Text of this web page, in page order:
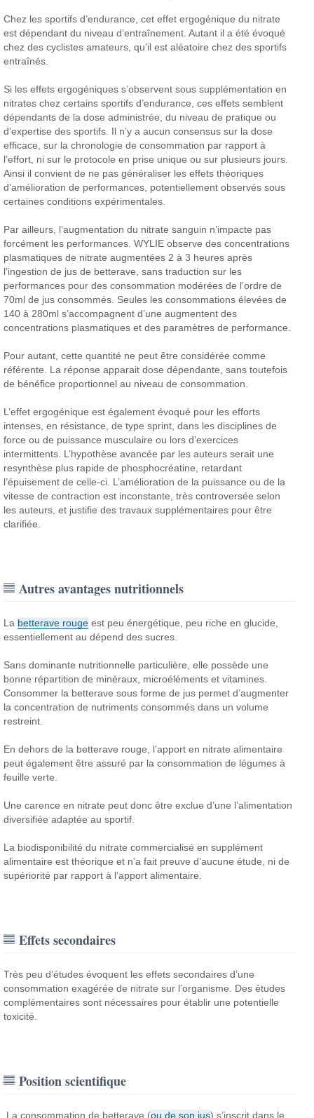
Chez les sportifs d’endurance, cet effet ergogénique du nitrate
est dépendant du niveau d’entraînement. Autant il a été évoqué
chez des cyclistes amateurs, qu’il est aléatoire chez des sportifs
entraînés.
Si les effets ergogéniques s’observent sous supplémentation en
nitrates chez certains sportifs d’endurance, ces effets semblent
dépendants de la dose administrée, du niveau de pratique ou
d’expertise des sportifs. Il n’y a aucun consensus sur la dose
efficace, sur la chronologie de consommation par rapport à
l’effort, ni sur le protocole en prise unique ou sur plusieurs jours.
Ainsi il convient de ne pas généraliser les effets théoriques
d’amélioration de performances, potentiellement observés sous
certaines conditions expérimentales.
Par ailleurs, l’augmentation du nitrate sanguin n’impacte pas
forcément les performances. WYLIE observe des concentrations
plasmatiques de nitrate augmentées 2 à 3 heures après
l’ingestion de jus de betterave, sans traduction sur les
performances pour des consommation modérées de l’ordre de
70ml de jus consommés. Seules les consommations élevées de
140 à 280ml s’accompagnent d’une augmentent des
concentrations plasmatiques et des paramètres de performance.
Pour autant, cette quantité ne peut être considérée comme
référente. La réponse apparait dose dépendante, sans toutefois
de bénéfice proportionnel au niveau de consommation.
L’effet ergogénique est également évoqué pour les efforts
intenses, en résistance, de type sprint, dans les disciplines de
force ou de puissance musculaire ou lors d’exercices
intermittents. L’hypothèse avancée par les auteurs serait une
resynthèse plus rapide de phosphocréatine, retardant
l’épuisement de celle-ci. L’amélioration de la puissance ou de la
vitesse de contraction est inconstante, très controversée selon
les auteurs, et justifie des travaux supplémentaires pour être
clarifiée.
Autres avantages nutritionnels
La betterave rouge est peu énergétique, peu riche en glucide,
essentiellement au dépend des sucres.
Sans dominante nutritionnelle particulière, elle possède une
bonne répartition de minéraux, microéléments et vitamines.
Consommer la betterave sous forme de jus permet d’augmenter
la concentration de nutriments consommés dans un volume
restreint.
En dehors de la betterave rouge, l’apport en nitrate alimentaire
peut également être assuré par la consommation de légumes à
feuille verte.
Une carence en nitrate peut donc être exclue d’une l’alimentation
diversifiée adaptée au sportif.
La biodisponibilité du nitrate commercialisé en supplément
alimentaire est théorique et n’a fait preuve d’aucune étude, ni de
supériorité par rapport à l’apport alimentaire.
Effets secondaires
Très peu d’études évoquent les effets secondaires d’une
consommation exagérée de nitrate sur l’organisme. Des études
complémentaires sont nécessaires pour établir une potentielle
toxicité.
Position scientifique
La consommation de betterave (ou de son jus) s’inscrit dans le